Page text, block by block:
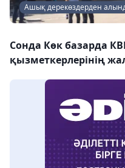
Ашық дерекөздерден
Сонда Көк базарда
қызметкерлерінің